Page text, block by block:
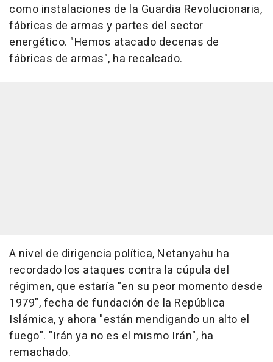
como instalaciones de la Guardia Revolucionaria,
fábricas de armas y partes del sector
energético. "Hemos atacado decenas de
fábricas de armas", ha recalcado.
A nivel de dirigencia política, Netanyahu ha
recordado los ataques contra la cúpula del
régimen, que estaría "en su peor momento desde
1979", fecha de fundación de la República
Islámica, y ahora "están mendigando un alto el
fuego". "Irán ya no es el mismo Irán", ha
remachado.